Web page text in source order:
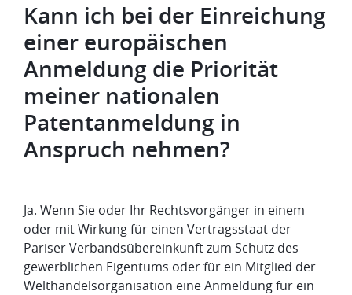
Kann ich bei der Einreichung
einer europäischen
Anmeldung die Priorität
meiner nationalen
Patentanmeldung in
Anspruch nehmen?
Ja. Wenn Sie oder Ihr Rechtsvorgänger in einem
oder mit Wirkung für einen Vertragsstaat der
Pariser Verbandsübereinkunft zum Schutz des
gewerblichen Eigentums oder für ein Mitglied der
Welthandelsorganisation eine Anmeldung für ein